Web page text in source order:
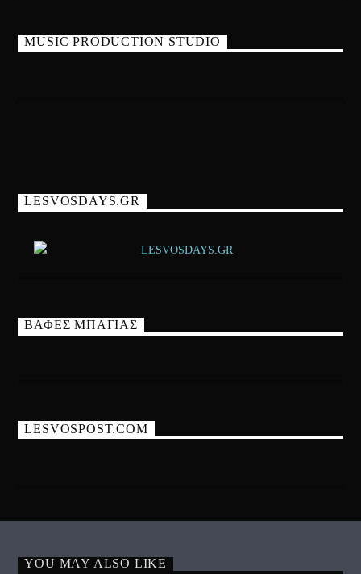
MUSIC PRODUCTION STUDIO
LESVOSDAYS.GR
ΒΑΦΕΣ ΜΠΑΓΙΑΣ
LESVOSPOST.COM
YOU MAY ALSO LIKE